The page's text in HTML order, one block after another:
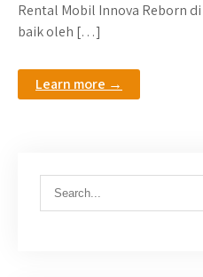
Rental Mobil Innova Reborn
baik oleh […]
Learn more →